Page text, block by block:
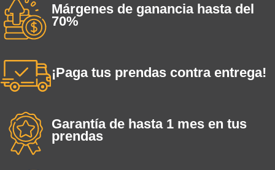
Márgenes de ganancia hasta del
70%
¡Paga tus prendas contra entrega!
Garantía de hasta 1 mes en tus
prendas